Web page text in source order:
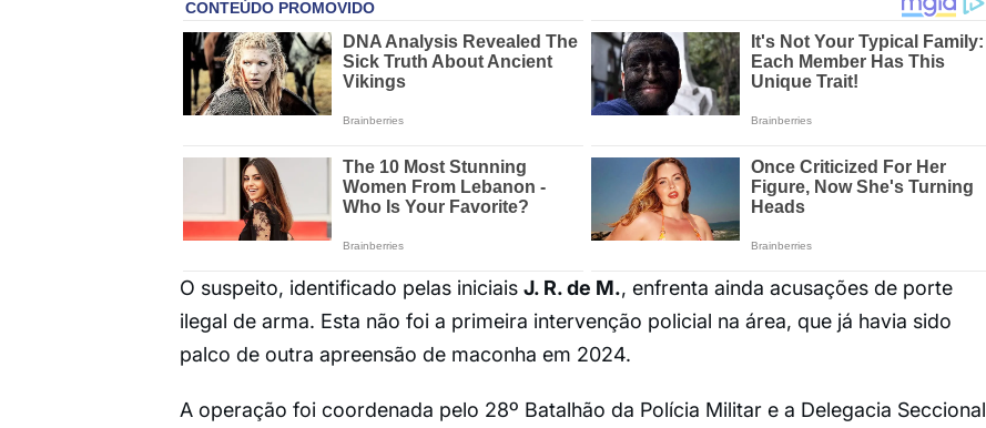
O suspeito, identificado pelas iniciais J. R. de M., enfrenta ainda acusações de porte
ilegal de arma. Esta não foi a primeira intervenção policial na área, que já havia sido
palco de outra apreensão de maconha em 2024.
A operação foi coordenada pelo 28º Batalhão da Polícia Militar e a Delegacia Seccional